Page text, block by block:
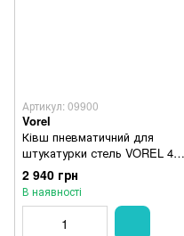
Артикул: 09900
Vorel
Ківш пневматичний для
штукатурки стель VOREL 4.5
Л 4 БАР 400 Л/МІН 50 М²/год
09900
2 940 грн
В наявності